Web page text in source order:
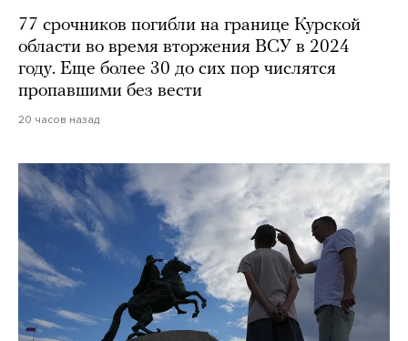
77 срочников погибли на границе Курской
области во время вторжения ВСУ в 2024
году. Еще более 30 до сих пор числятся
пропавшими без вести
20 часов назад